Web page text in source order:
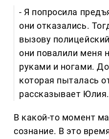
- Я попросила
они отказались.
вызову
они повалили меня
руками и ногами.
которая пыталась
рассказывает Юлия.
В какой-то момент
сознание. В это